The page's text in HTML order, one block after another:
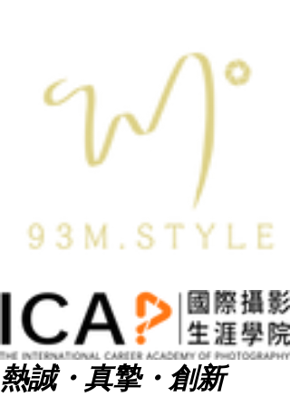
熱誠・真摯・創新